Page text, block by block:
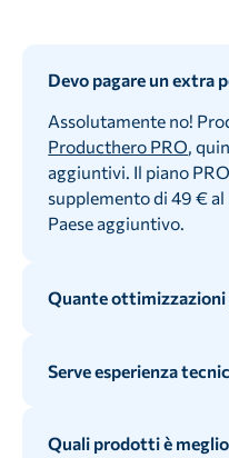
Devo pagare un extra
Assolutamente no!
Producthero PRO,
aggiuntivi. Il piano
supplemento di 49 €
Paese aggiuntivo.
Quante ottimizzazioni
un sistema a crediti
Serve esperienza
pensata per essere
Quali prodotti è